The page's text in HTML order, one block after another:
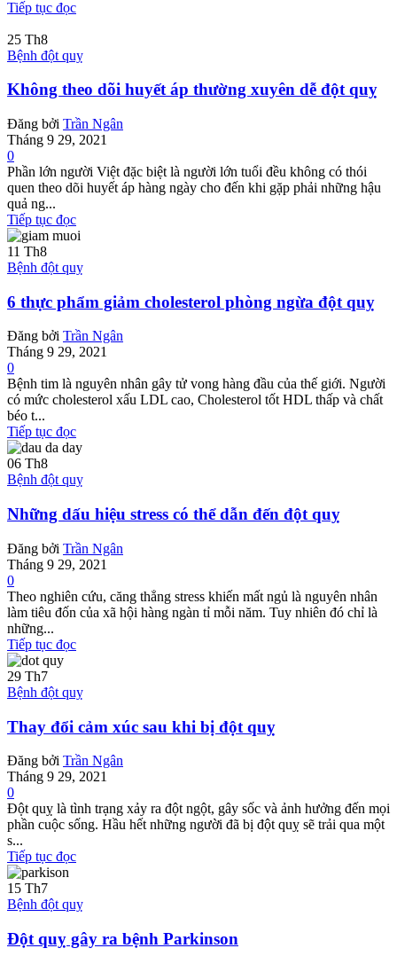
Tiếp tục đọc
25 Th8
Bệnh đột quỵ
Không theo dõi huyết áp thường xuyên dễ đột quỵ
Đăng bởi Trần Ngân
Tháng 9 29, 2021
0
Phần lớn người Việt đặc biệt là người lớn tuổi đều không có thói
quen theo dõi huyết áp hàng ngày cho đến khi gặp phải những hậu
quả ng...
Tiếp tục đọc
11 Th8
Bệnh đột quỵ
6 thực phẩm giảm cholesterol phòng ngừa đột quỵ
Đăng bởi Trần Ngân
Tháng 9 29, 2021
0
Bệnh tim là nguyên nhân gây tử vong hàng đầu của thế giới. Người
có mức cholesterol xấu LDL cao, Cholesterol tốt HDL thấp và chất
béo t...
Tiếp tục đọc
06 Th8
Bệnh đột quỵ
Những dấu hiệu stress có thể dẫn đến đột quỵ
Đăng bởi Trần Ngân
Tháng 9 29, 2021
0
Theo nghiên cứu, căng thẳng stress khiến mất ngủ là nguyên nhân
làm tiêu đốn của xã hội hàng ngàn tỉ mỗi năm. Tuy nhiên đó chỉ là
những...
Tiếp tục đọc
29 Th7
Bệnh đột quỵ
Thay đổi cảm xúc sau khi bị đột quỵ
Đăng bởi Trần Ngân
Tháng 9 29, 2021
0
Đột quỵ là tình trạng xảy ra đột ngột, gây sốc và ảnh hưởng đến mọi
phần cuộc sống. Hầu hết những người đã bị đột quỵ sẽ trải qua một
s...
Tiếp tục đọc
15 Th7
Bệnh đột quỵ
Đột quỵ gây ra bệnh Parkinson